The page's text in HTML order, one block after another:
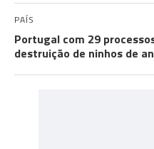
PAÍS
Portugal com 29
destruição de ninhos de